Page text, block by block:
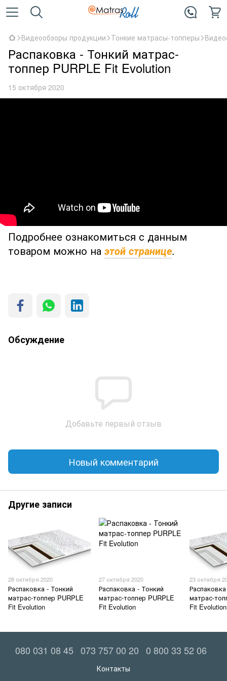
Видеообзоры продукции Тонкие матрасы-топперы
Распаковка - Тонкий матрас-
топпер PURPLE Fit Evolution
15 октября 2020
Подробнее ознакомиться с данным
товаром можно на этой странице.
Обсуждение
Добавьте первый отзыв
Новый комментарий
Другие записи
28 октября 2020
Распаковка - Тонкий
матрас-топпер PURPLE
Fit Evolution
27 октября 2020
Распаковка - Тонкий
матрас-топпер PURPLE
Fit Evolution
23 октября
матрас-
Fit Evolution
080 031 08 45 073 757 00 20 0 800 33 52 06
Контакты